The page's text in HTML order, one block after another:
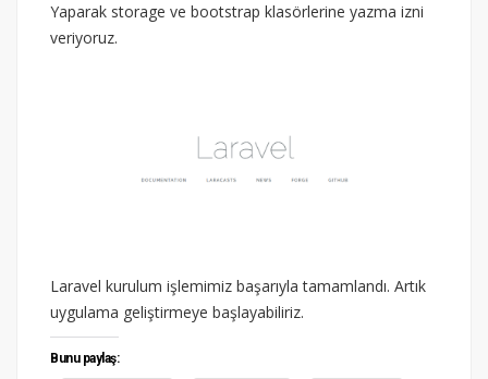
Yaparak storage ve bootstrap klasörlerine yazma izni
veriyoruz.
Laravel kurulum işlemimiz başarıyla tamamlandı. Artık
uygulama geliştirmeye başlayabiliriz.
Bunu paylaş: